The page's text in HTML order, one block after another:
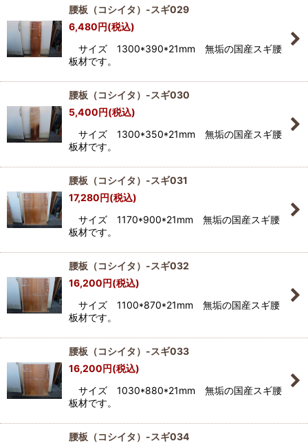
腰板（コシイタ）-スギ029
6,480円(税込)
サイズ 1300*390*21mm 無垢の国産スギ腰
板材です。
腰板（コシイタ）-スギ030
5,400円(税込)
サイズ 1300*350*21mm 無垢の国産スギ腰
板材です。
腰板（コシイタ）-スギ031
17,280円(税込)
サイズ 1170*900*21mm 無垢の国産スギ腰
板材です。
腰板（コシイタ）-スギ032
16,200円(税込)
サイズ 1100*870*21mm 無垢の国産スギ腰
板材です。
腰板（コシイタ）-スギ033
16,200円(税込)
サイズ 1030*880*21mm 無垢の国産スギ腰
板材です。
腰板（コシイタ）-スギ034